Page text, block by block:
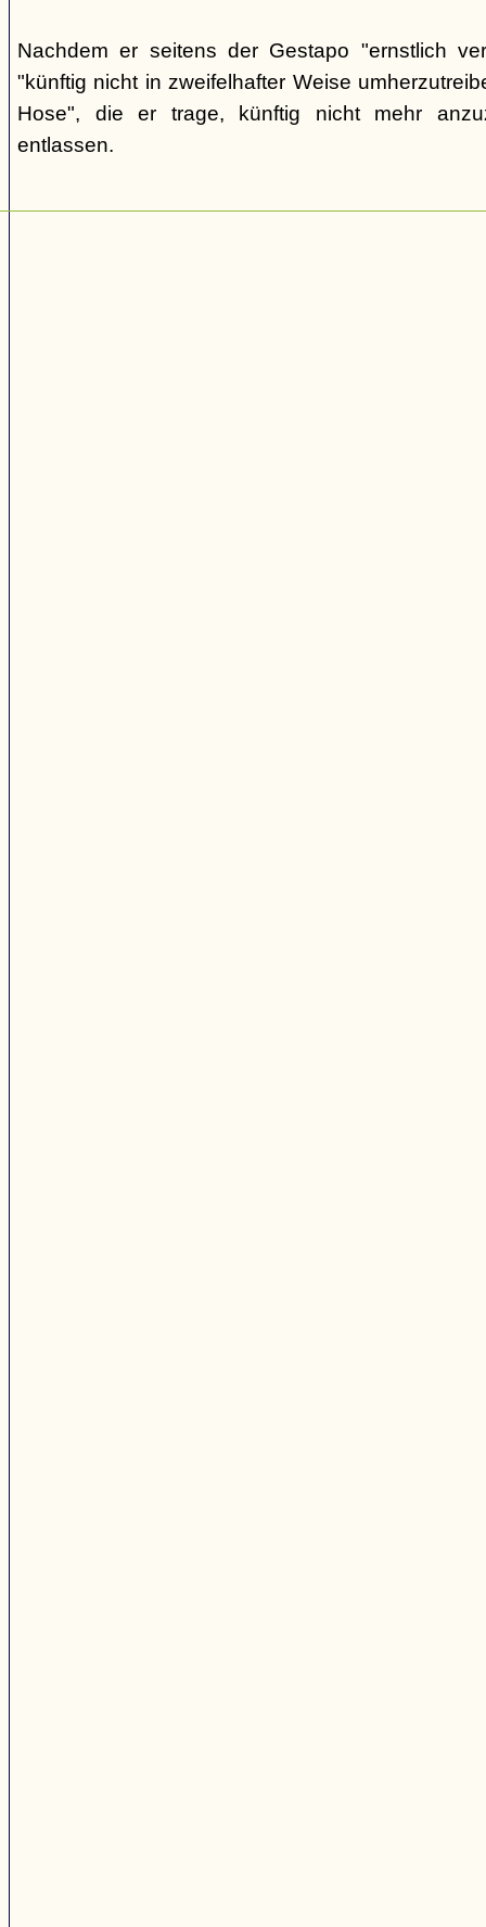
Nachdem er seitens der Gestapo "ernstlich
"künftig nicht in zweifelhafter Weise
Hose", die er trage, künftig nicht mehr
entlassen.